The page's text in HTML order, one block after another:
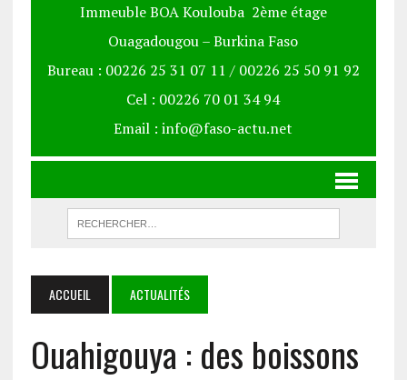
Immeuble BOA Koulouba 2ème étage
Ouagadougou – Burkina Faso
Bureau : 00226 25 31 07 11 / 00226 25 50 91 92
Cel : 00226 70 01 34 94
Email : info@faso-actu.net
ACCUEIL ACTUALITÉS
Ouahigouya : des boissons